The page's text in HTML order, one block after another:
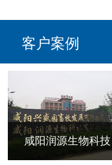
客户案例
咸阳润源生物科技